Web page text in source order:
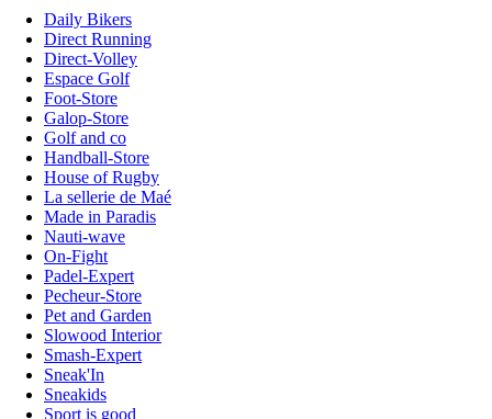
Daily Bikers
Direct Running
Direct-Volley
Espace Golf
Foot-Store
Galop-Store
Golf and co
Handball-Store
House of Rugby
La sellerie de Maé
Made in Paradis
Nauti-wave
On-Fight
Padel-Expert
Pecheur-Store
Pet and Garden
Slowood Interior
Smash-Expert
Sneak'In
Sneakids
Sport is good